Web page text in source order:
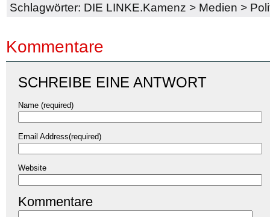
Schlagwörter: DIE LINKE.Kamenz > Medien >
Kommentare
SCHREIBE EINE ANTWORT
Name (required)
Email Address(required)
Website
Kommentare